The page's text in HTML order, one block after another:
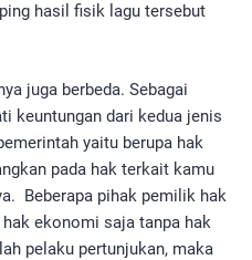
hasil fisik lagu tersebut
juga berbeda. Sebagai
keuntungan dari kedua jenis
yaitu berupa hak
pada hak terkait kamu
Beberapa pihak pemilik hak
ekonomi saja tanpa hak
pelaku pertunjukan, maka